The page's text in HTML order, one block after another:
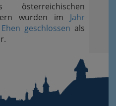
wurden im Jahr
geschlossen als